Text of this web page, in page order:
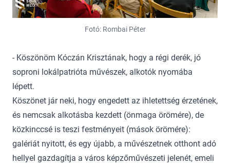
Fotó: Rombai Péter
- Köszönöm Kóczán Krisztának, hogy a régi derék, jó
soproni lokálpatrióta művészek, alkotók nyomába
lépett.
Köszönet jár neki, hogy engedett az ihletettség érzetének,
és nemcsak alkotásba kezdett (önmaga örömére), de
közkinccsé is teszi festményeit (mások örömére):
galériát nyitott, és egy újabb, a művészetnek otthont adó
hellyel gazdagítja a város képzőművészeti jelenét, emeli